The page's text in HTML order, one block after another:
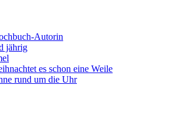
Autorin
jährig
es schon eine Weile
rund um die Uhr